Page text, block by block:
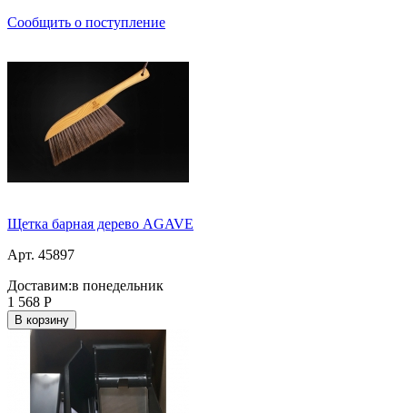
Сообщить о поступление
Щетка барная дерево AGAVE
Арт. 45897
Доставим:в понедельник
1 568 Р
В корзину